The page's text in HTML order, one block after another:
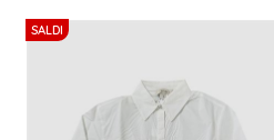
SALDI